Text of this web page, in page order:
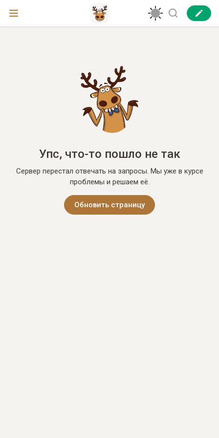
Упс, что-то пошло не так
Сервер перестал отвечать на запросы. Мы уже в курсе
проблемы и решаем её.
Обновить страницу